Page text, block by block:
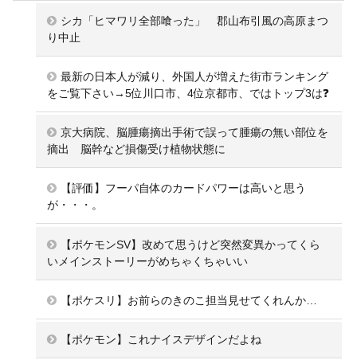
シカ「ヒマワリ全部喰った」 郡山布引風の高原まつ
り中止
最新の日本人が減り、外国人が増えた街市ランキング
をご覧下さい→5位川口市、4位京都市、ではトップ3は❓
京大病院、脳腫瘍摘出手術で誤って腫瘍の無い部位を
摘出 脳幹など損傷受け植物状態に
【評価】フーパ自体のカードパワーは高いと思う
が・・・。
【ポケモンSV】改めて思うけど突然変異かってくら
いメインストーリーがめちゃくちゃいい
【ポケスリ】お前らのきのこ担当見せてくれんか…
【ポケモン】これナイスデザインだよね